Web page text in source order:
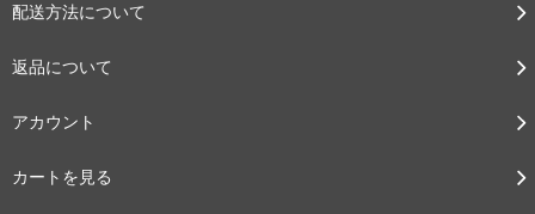
配送方法について
返品について
アカウント
カートを見る